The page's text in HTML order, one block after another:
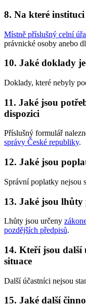
8. Na které
Místně příslušný celní
právnické osoby anebo
10. Jaké doklady
Doklady, které nebyly
11. Jaké jsou
dispozici
Příslušný formulář
správy České republiky.
12. Jaké jsou
Správní poplatky nejsou
13. Jaké jsou
Lhůty jsou určeny
pozdějších předpisů.
14. Kteří jsou další
situace
Další účastníci nejsou
15. Jaké další